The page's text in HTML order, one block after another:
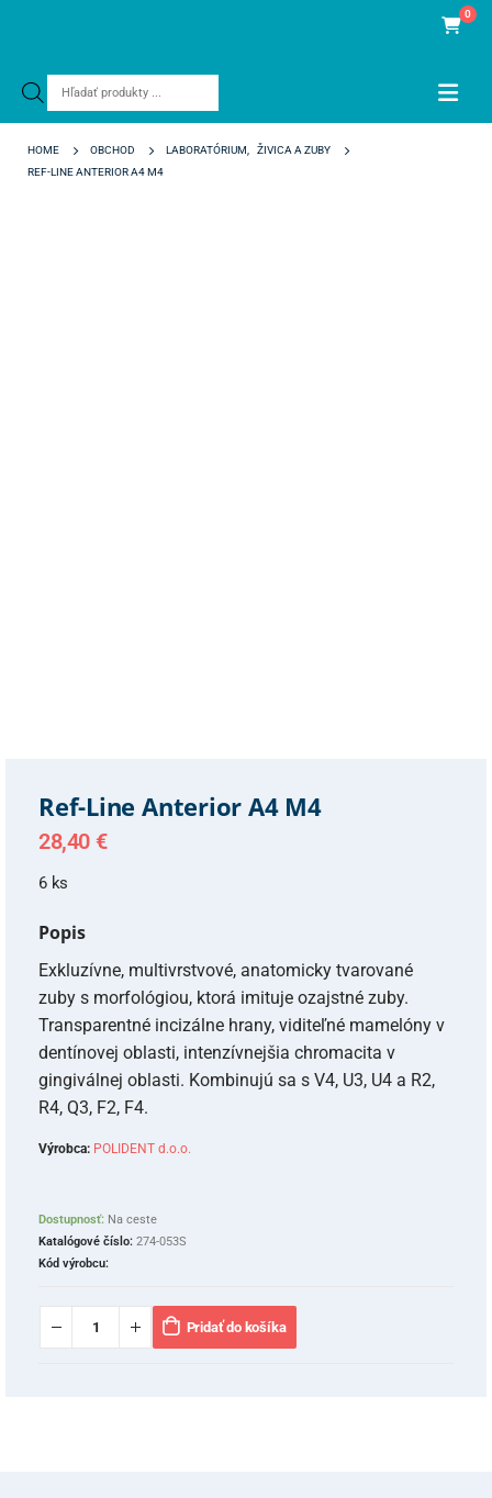
Products
0
HOME OBCHOD LABORATÓRIUM
ŽIVICA A ZUBY
REF-LINE ANTERIOR A4 M4
Ref-Line Anterior A4 M4
28,40 €
6 ks
Popis
Exkluzívne, multivrstvové, anatomicky tvarované
zuby s morfológiou, ktorá imituje ozajstné zuby.
Transparentné incizálne hrany, viditeľné mamelóny v
dentínovej oblasti, intenzívnejšia chromacita v
gingiválnej oblasti. Kombinujú sa s V4, U3, U4 a R2,
R4, Q3, F2, F4.
Výrobca: POLIDENT d.o.o.
Dostupnosť: Na ceste
Katalógové číslo: 274-053S
Kód výrobcu:
Pridať do košíka